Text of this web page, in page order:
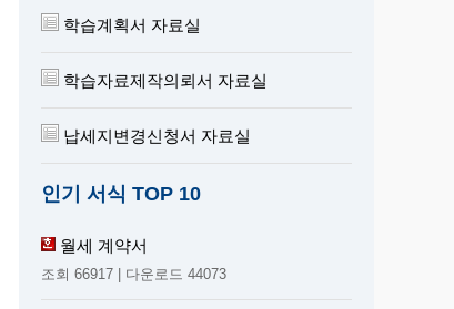
학습계획서 자료실
학습자료제작의뢰서 자료실
납세지변경신청서 자료실
인기 서식 TOP 10
월세 계약서
조회 66917 | 다운로드 44073